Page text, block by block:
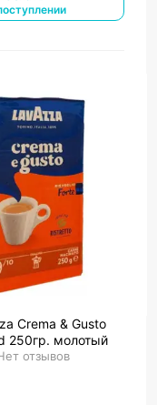
Crema & Gusto
250гр. молотый
отзывов